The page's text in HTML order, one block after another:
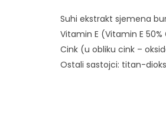
Suhi ekstrakt sjemena
Vitamin E (Vitamin E
Cink (u obliku cink –
Ostali sastojci: titan-